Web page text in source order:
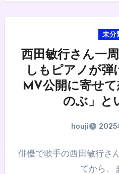
未分
西田敏行さん一
しもピアノが弾
MV公開に寄せ
のぶ」と
houji 2025
俳優で歌手の西田敏行さ
てから、